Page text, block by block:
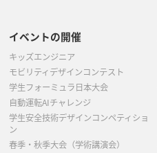
イベントの開催
キッズエンジニア
モビリティデザインコンテスト
学生フォーミュラ日本大会
自動運転AIチャレンジ
学生安全技術デザインコンペティショ
ン
春季・秋季大会（学術講演会）